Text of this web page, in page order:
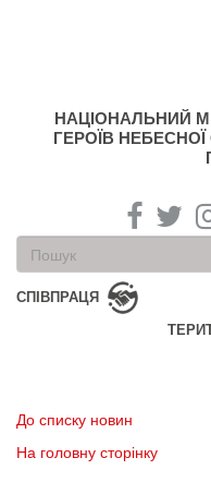
НАЦІОНАЛЬНИЙ
ГЕРОЇВ
Пошукова
форма
Пошук
СПІВПРАЦЯ
До списку новин
На головну сторінку